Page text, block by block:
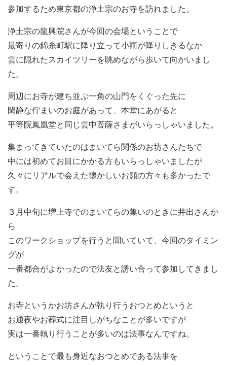
参加するため東京都の浄土宗のお寺を訪れました。
浄土宗の龍興院さんが今回の会場ということで
最寄りの錦糸町駅に降り立って小雨が降りしきるなか
雲に隠れたスカイツリーを眺めながら歩いて向かいまし
た。
周辺にお寺が建ち並ぶ一角の山門をくぐった先に
閑静な佇まいのお庭があって、本堂にあがると
平等院鳳凰堂と同じ雲中菩薩さまがいらっしゃいました。
集まってきていたのはまいてら関係のお坊さんたちで
中には初めてお目にかかる方もいらっしゃいましたが
久々にリアルで会えた懐かしいお顔の方々も多かったで
す。
３月中旬に増上寺でのまいてらの集いのときに井出さんか
ら
このワークショップを行うと聞いていて、今回のタイミン
グが
一番都合がよかったので法友と誘い合って参加してきまし
た。
お寺というかお坊さんが執り行うおつとめというと
お通夜やお葬式に注目しがちなことが多いですが
実は一番執り行うことが多いのは法事なんですね。
ということで最も身近なおつとめである法事を